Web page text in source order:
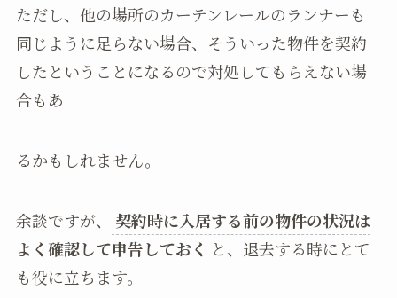
ただし、他の場所のカーテンレールのランナーも
同じように足らない場合、そういった物件を契約
したということになるので対処してもらえない場
合もあ
るかもしれません。
余談ですが、
契約時に入居する前の物件の状況は
よく確認して申告しておく と、退去する時にとて
も役に立ちます。